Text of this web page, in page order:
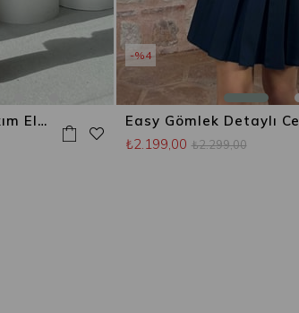
Betina Biyeli Klasik Takım Elbise Siyah
₺2.199,00 ₺2.299,00
%4